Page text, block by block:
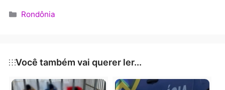
cabos não aguentaram ‘arrebentou’. Infelizmente
deriva no meio do rio.“O que deu pra gente salvar
colocamos pra secar”, lamenta ele.